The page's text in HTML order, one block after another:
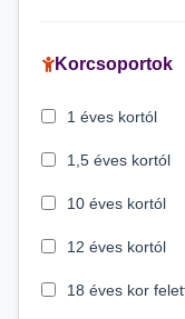
Peppa malac
Korcsoportok
1 éves kortól
1,5 éves kortól
10 éves kortól
12 éves kortól
18 éves kor